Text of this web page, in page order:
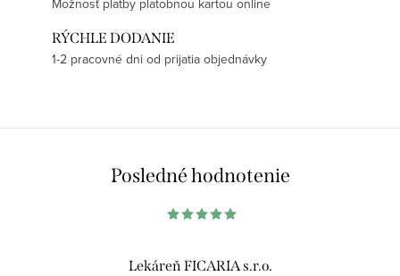
Možnosť platby platobnou kartou online
RÝCHLE DODANIE
1-2 pracovné dni od prijatia objednávky
Posledné hodnotenie
Lekáreň FICARIA s.r.o.